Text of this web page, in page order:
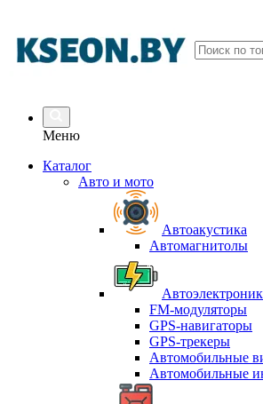
Меню
Каталог
Авто и мото
Автоакустика
Автомагнитолы
FM-модуляторы
GPS-навигаторы
GPS-трекеры
Автомобильные
Автомобильные